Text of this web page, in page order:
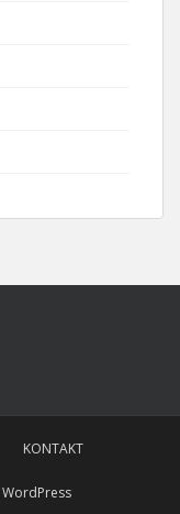
KONTAKT
WordPress